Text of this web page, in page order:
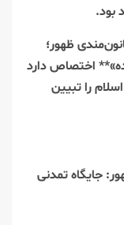
بود.
ظهور؛
اختصاص دارد
را تبیین
جایگاه تمدنی